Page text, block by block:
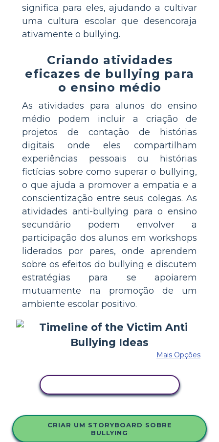
significa para eles, ajudando a cultivar
uma cultura escolar que desencoraja
ativamente o bullying.
Criando atividades
eficazes de bullying para
o ensino médio
As atividades para alunos do ensino
médio podem incluir a criação de
projetos de contação de histórias
digitais onde eles compartilham
experiências pessoais ou histórias
fictícias sobre como superar o bullying,
o que ajuda a promover a empatia e a
conscientização entre seus colegas. As
atividades anti-bullying para o ensino
secundário podem envolver a
participação dos alunos em workshops
liderados por pares, onde aprendem
sobre os efeitos do bullying e discutem
estratégias para se apoiarem
mutuamente na promoção de um
ambiente escolar positivo.
Mais Opções
CRIAR UM STORYBOARD SOBRE
BULLYING